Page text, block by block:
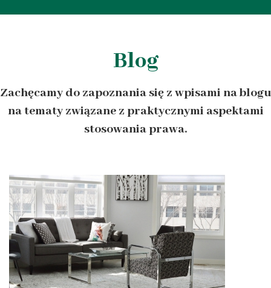
Blog
Zachęcamy do zapoznania się z wpisami na blogu
na tematy związane z praktycznymi aspektami
stosowania prawa.